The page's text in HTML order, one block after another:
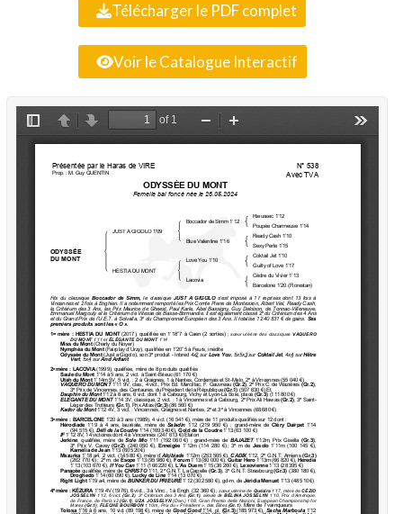
Télécharger le PDF complet
Voir le Catalogue Interactif